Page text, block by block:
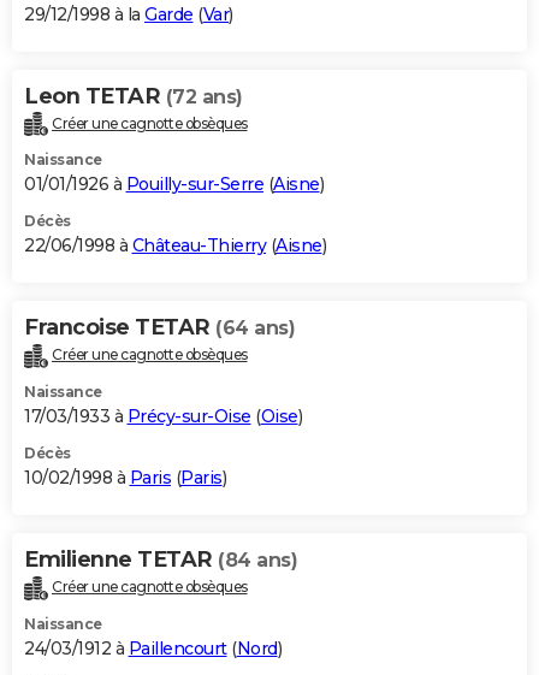
29/12/1998 à la Garde (Var)
Leon TETAR (72 ans)
Créer une cagnotte obsèques
Naissance
01/01/1926 à Pouilly-sur-Serre (Aisne)
Décès
22/06/1998 à Château-Thierry(Aisne)
Francoise TETAR (64 ans)
Créer une cagnotte obsèques
Naissance
17/03/1933 à Précy-sur-Oise (Oise)
Décès
10/02/1998 à Paris (Paris)
Emilienne TETAR (84 ans)
Créer une cagnotte obsèques
Naissance
24/03/1912 à Paillencourt(Nord)